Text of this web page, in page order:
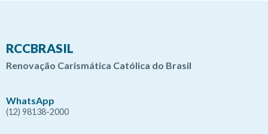
RCCBRASIL
Renovação Carismática Católica do Brasil
WhatsApp
(12) 98138-2000